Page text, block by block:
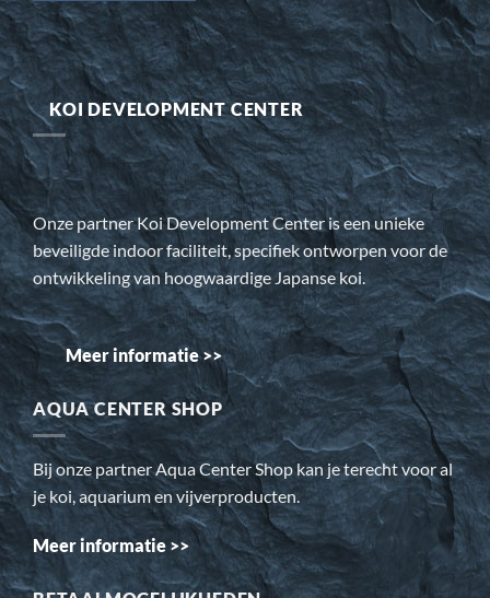
KOI DEVELOPMENT CENTER
Onze partner Koi Development Center is een unieke
beveiligde indoor faciliteit, specifiek ontworpen voor de
ontwikkeling van hoogwaardige Japanse koi.
Meer informatie >>
AQUA CENTER SHOP
Bij onze partner Aqua Center Shop kan je terecht voor al
je koi, aquarium en vijverproducten.
Meer informatie >>